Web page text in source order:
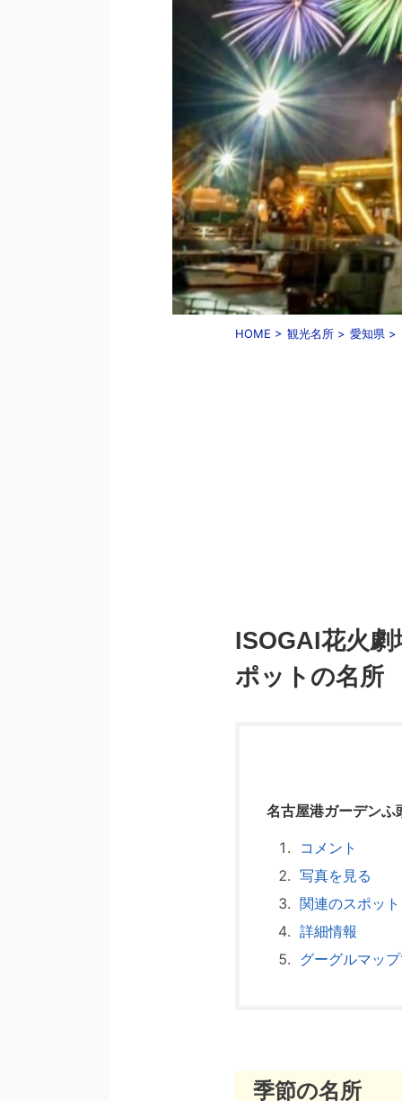
HOME > 観光名所 > 愛知県 >
ISOGAI花火
ポットの名所
名古屋港ガーデン
コメント
写真を見る
関連のスポット
詳細情報
グーグルマッ
季節の名所